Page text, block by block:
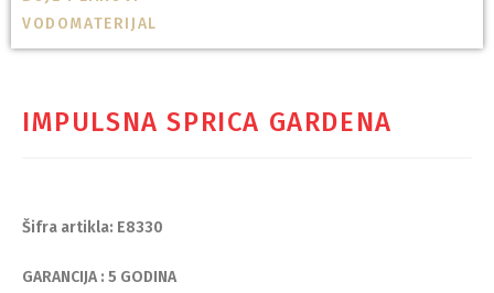
VODOMATERIJAL
IMPULSNA SPRICA GARDENA
Šifra artikla: E8330
GARANCIJA : 5 GODINA